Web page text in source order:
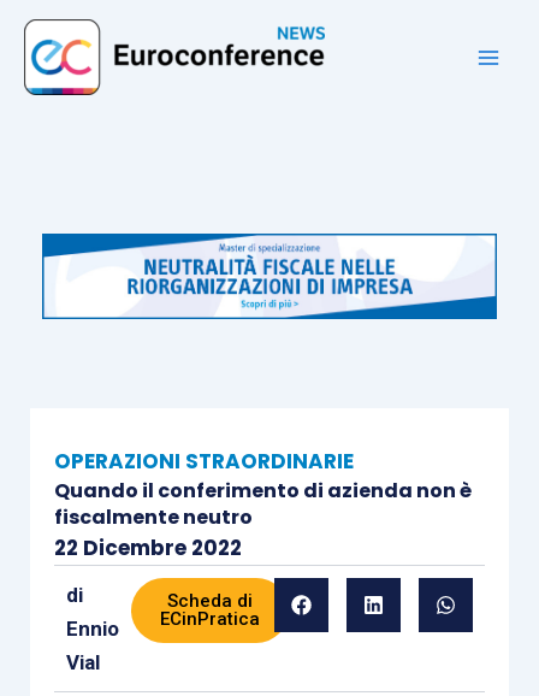
contenuto
OPERAZIONI STRAORDINARIE
Quando il conferimento di azienda non è
fiscalmente neutro
22 Dicembre 2022
di
Ennio
Vial
Scheda di
ECinPratica